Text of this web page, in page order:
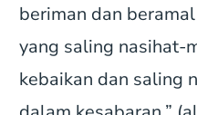
beriman dan
yang saling nasihat-
kebaikan dan saling